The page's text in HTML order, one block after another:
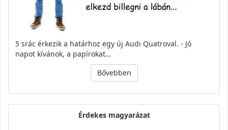
5 srác érkezik a határhoz egy új Audi Quatroval. - Jó
napot kívánok, a papírokat…
Bővebben
Érdekes magyarázat